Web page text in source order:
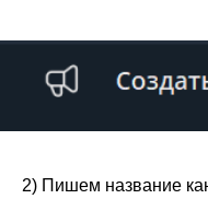
2) Пишем название